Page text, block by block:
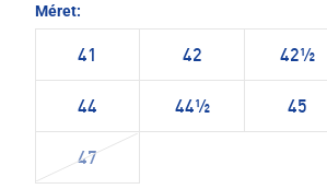
Méret:
41 42 42½
44 44½ 45
47